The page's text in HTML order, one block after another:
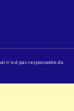
n'est pas responsable du